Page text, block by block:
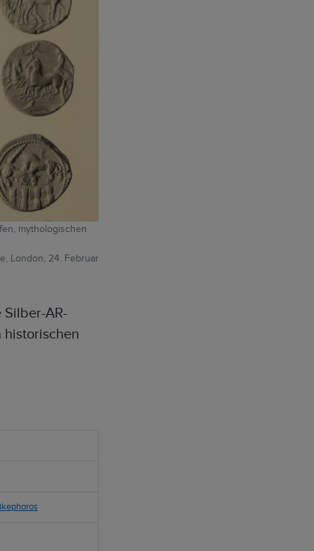
mythologischen
London, 24. Februar
AR-
historischen